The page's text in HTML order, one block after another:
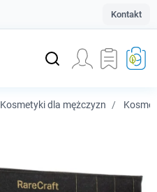
Kontakt
Kosmetyki dla mężczyzn